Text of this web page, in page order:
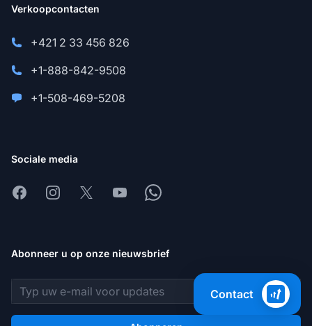
Verkoopcontacten
+421 2 33 456 826
+1-888-842-9508
+1-508-469-5208
Sociale media
FacebookInstagram
X YoutubeWhatsapp
Abonneer u op onze nieuwsbrief
E-mailadres
Contact